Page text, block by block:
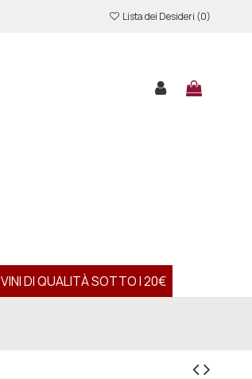
Lista dei Desideri (0)
VINI DI QUALITÀ SOTTO I 20€